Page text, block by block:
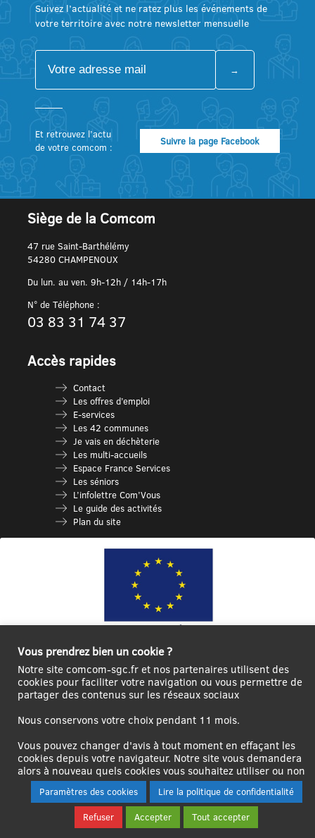
Suivez l’actualité et ne ratez plus les événements de
votre territoire avec notre newsletter mensuelle
Et retrouvez l’actu
de votre comcom :
Suivre la page Facebook
Siège de la Comcom
47 rue Saint-Barthélémy
54280 CHAMPENOUX
Du lun. au ven. 9h-12h / 14h-17h
N° de Téléphone :
03 83 31 74 37
Accès rapides
Contact
Les offres d’emploi
E-services
Les 42 communes
Je vais en déchèterie
Les multi-accueils
Espace France Services
Les séniors
L’infolettre Com’Vous
Le guide des activités
Plan du site
Ce site internet a été cofinancé par l’Union européenne avec le Fonds
Européen de Développement Régional à hauteur de 12 572€
déconnecter
Créer un
utilisateur
Contact
Plan
site
Vous prendrez bien un cookie ?
Notre site comcom-sgc.fr et nos partenaires utilisent des
cookies pour faciliter votre navigation ou vous permettre de
partager des contenus sur les réseaux sociaux
Nous conservons votre choix pendant 11 mois.
Vous pouvez changer d'avis à tout moment en effaçant les
cookies depuis votre navigateur. Notre site vous demandera
alors à nouveau quels cookies vous souhaitez utiliser ou non
Paramètres des cookies
Lire la politique de confidentialité
Refuser
Accepter Tout accepter